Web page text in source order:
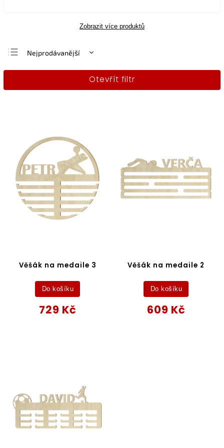
Zobrazit více produktů
Nejprodávanější
Nejlevnější
Otevřít filtr
Věšák na medaile 3
729 Kč
Do košíku
Věšák na medaile 2
609 Kč
Do košíku